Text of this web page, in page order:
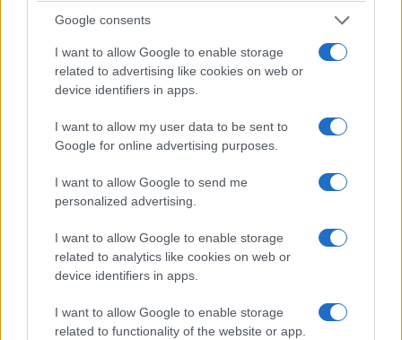
Google consents
I want to allow Google to enable storage
related to advertising like cookies on web or
device identifiers in apps.
I want to allow my user data to be sent to
Google for online advertising purposes.
I want to allow Google to send me
personalized advertising.
I want to allow Google to enable storage
related to analytics like cookies on web or
device identifiers in apps.
I want to allow Google to enable storage
related to functionality of the website or app.
ΔΕΛΤΙΟ ΤΥΠΟΥ Ρεπορτάζ, αναλύσεις, σχόλια, συνεντεύξεις,
επικοινωνία… Όλα σε φόντο πράσινο και κόκκινο. Το μεγάλο
ήδη στον ΣΠΟΡ FM 94,6. Η κορυφαία αθλητική συχνότητα της
χώρας τροποποιεί το πρόγραμμά της και σας κρατά ενήμερους
24 ώρες το …Διαβάστε Περισσότερα...